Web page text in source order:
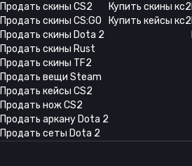
Продать скины CS2
Продать скины CS:GO
Продать скины Dota 2
Продать скины Rust
Продать скины TF2
Продать вещи Steam
Продать кейсы CS2
Продать нож CS2
Продать аркану Dota 2
Продать сеты Dota 2
Купить скины кс2
Купить кейсы кс2